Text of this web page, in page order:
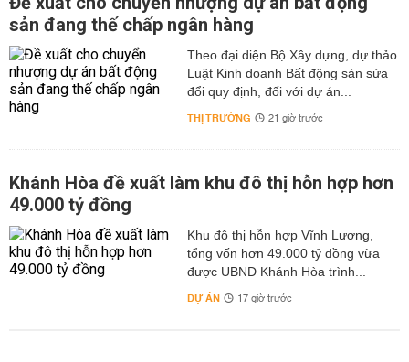
sản đang thế chấp ngân hàng
Theo đại diện Bộ Xây dựng, dự thảo
Luật Kinh doanh Bất động sản sửa
đổi quy định, đối với dự án...
THỊ TRƯỜNG 21 giờ trước
Khánh Hòa đề xuất làm khu đô thị hỗn hợp hơn
49.000 tỷ đồng
Khu đô thị hỗn hợp Vĩnh Lương,
tổng vốn hơn 49.000 tỷ đồng vừa
được UBND Khánh Hòa trình...
DỰ ÁN 17 giờ trước